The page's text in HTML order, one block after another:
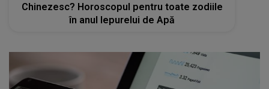
Chinezesc? Horoscopul pentru toate zodiile
în anul Iepurelui de Apă